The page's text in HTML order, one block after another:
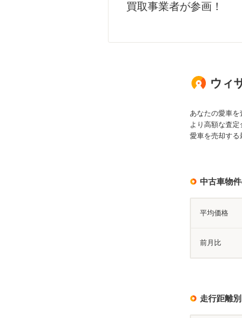
買取事業者が参画！
ウィ
あなたの愛車を
より高額な査
愛車を売却する
中古車物
平均価格
前月比
走行距離